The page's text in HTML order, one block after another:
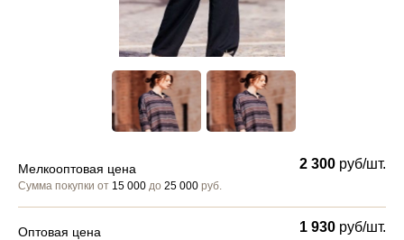
Мелкооптовая цена
Сумма покупки от 15 000 до 25 000 руб.
2 300 руб/шт.
Оптовая цена 1 930 руб/шт.